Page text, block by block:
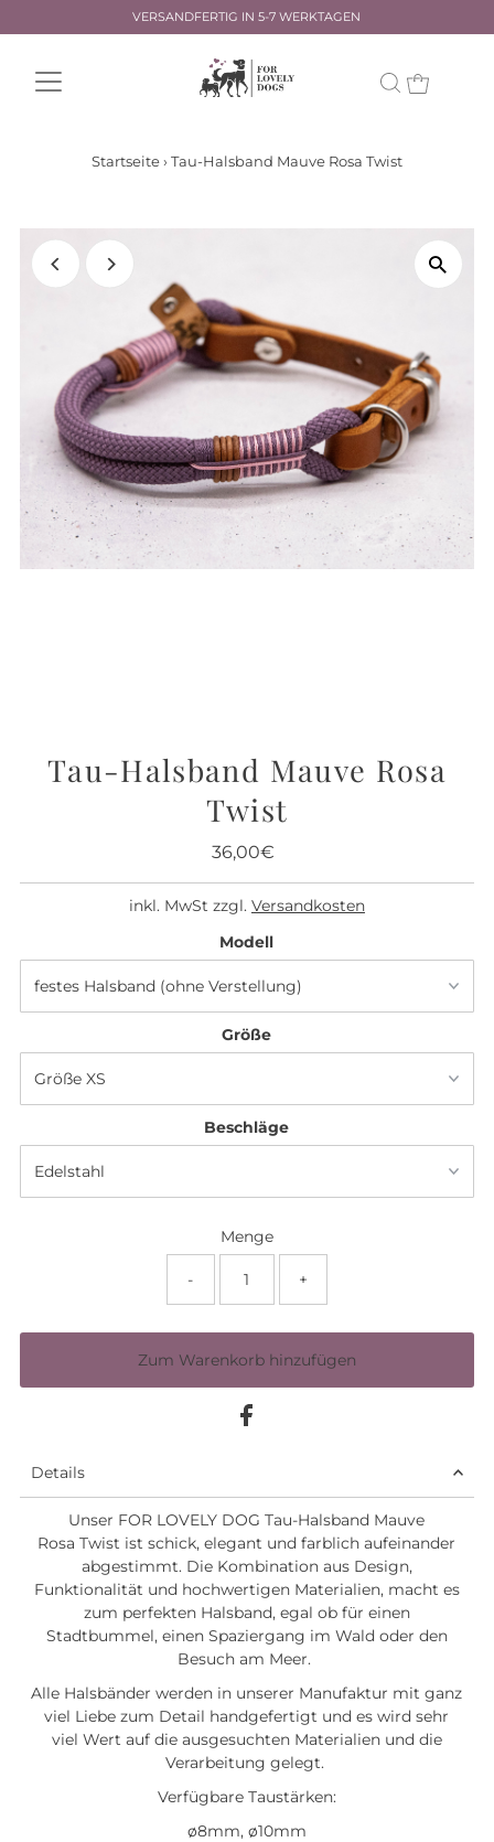
VERSANDFERTIG IN 5-7 WERKTAGEN
Startseite› Tau-Halsband Mauve Rosa Twist
Tau-Halsband Mauve Rosa
Twist
Regulärer
36,00€
inkl. MwSt zzgl. Versandkosten
Modell
Größe
Beschläge
Menge
- +
Details
Unser FOR LOVELY DOG Tau-Halsband Mauve
Rosa Twist ist schick, elegant und farblich aufeinander
abgestimmt. Die Kombination aus Design,
Funktionalität und hochwertigen Materialien, macht es
zum perfekten Halsband, egal ob für einen
Stadtbummel, einen Spaziergang im Wald oder den
Besuch am Meer.
Alle Halsbänder werden in unserer Manufaktur mit ganz
viel Liebe zum Detail handgefertigt und es wird sehr
viel Wert auf die ausgesuchten Materialien und die
Verarbeitung gelegt.
Verfügbare Taustärken:
ø8mm, ø10mm